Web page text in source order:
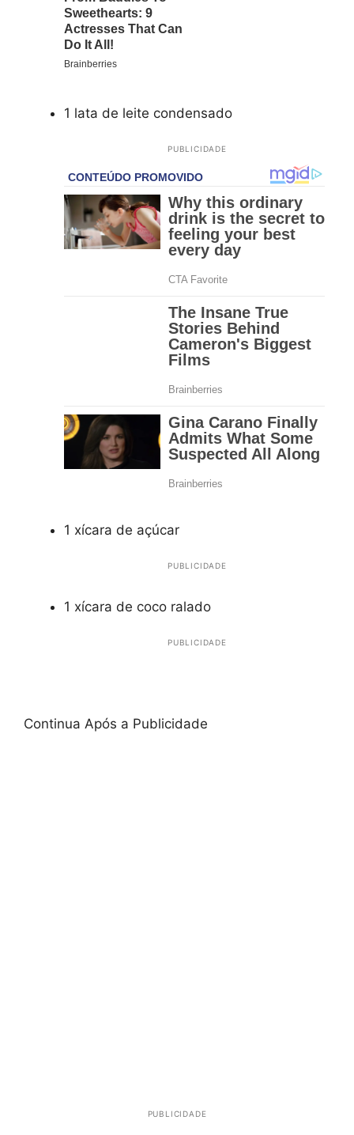
1 lata de leite condensado
PUBLICIDADE
1 xícara de açúcar
PUBLICIDADE
1 xícara de coco ralado
PUBLICIDADE
Continua Após a Publicidade
PUBLICIDADE